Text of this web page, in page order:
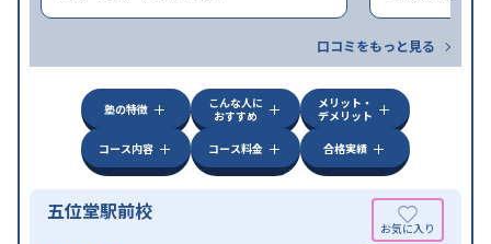
口コミをもっと見る
塾の特徴
こんな人に
おすすめ
メリット・
デメリット
コース内容
コース料金 合格実績
五位堂駅前校